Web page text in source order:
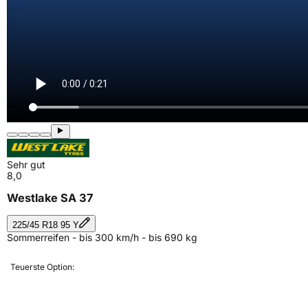
Sehr gut
8,0
Westlake SA 37
225/45 R18 95 Y
Sommerreifen - bis 300 km/h - bis 690 kg
Teuerste Option: